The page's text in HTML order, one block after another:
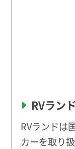
RVランド
RVランドは
カーを取り